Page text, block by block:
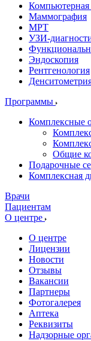
Маммография
МРТ
УЗИ-
Эндоскопия
Рентгенология
Программы
Комплексные
Общие
Подарочные
Комплексная
Врачи
Пациентам
О центре
О центре
Лицензии
Новости
Отзывы
Вакансии
Партнеры
Фотогалерея
Аптека
Реквизиты
Надзорные